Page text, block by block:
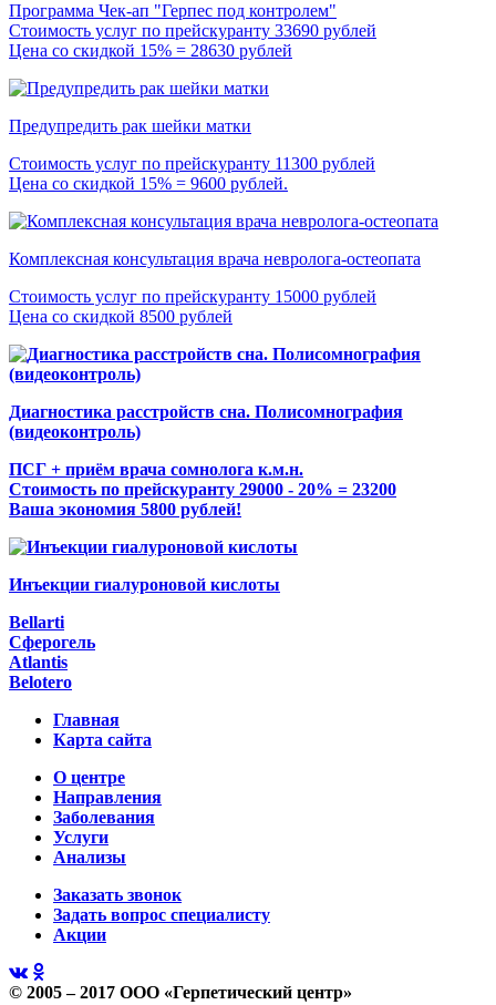
Программа Чек-ап "Герпес под контролем"
Стоимость услуг по прейскуранту 33690 рублей
Цена со скидкой 15% = 28630 рублей
Предупредить рак шейки матки
Стоимость услуг по прейскуранту 11300 рублей
Цена со скидкой 15% = 9600 рублей.
Комплексная консультация врача невролога-остеопата
Стоимость услуг по прейскуранту 15000 рублей
Цена со скидкой 8500 рублей
Диагностика расстройств сна. Полисомнография
(видеоконтроль)
ПСГ + приём врача сомнолога к.м.н.
Стоимость по прейскуранту 29000 - 20% = 23200
Ваша экономия 5800 рублей!
Инъекции гиалуроновой кислоты
Bellarti
Сферогель
Atlantis
Belotero
Главная
Карта сайта
О центре
Направления
Заболевания
Услуги
Анализы
Заказать звонок
Задать вопрос специалисту
Акции
© 2005 – 2017 ООО «Герпетический центр»